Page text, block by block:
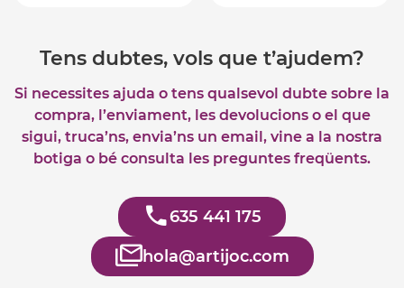
Tens dubtes, vols que t’ajudem?
Si necessites ajuda o tens qualsevol dubte sobre la
compra, l’enviament, les devolucions o el que
sigui, truca’ns, envia’ns un email, vine a la nostra
botiga o bé consulta les preguntes freqüents.
635 441 175
hola@artijoc.com